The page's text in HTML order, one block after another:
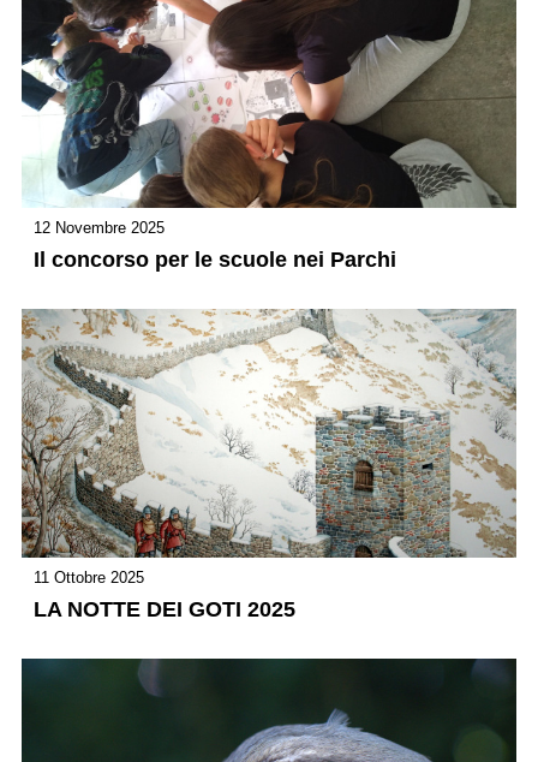
12 Novembre 2025
Il concorso per le scuole nei Parchi
11 Ottobre 2025
LA NOTTE DEI GOTI 2025